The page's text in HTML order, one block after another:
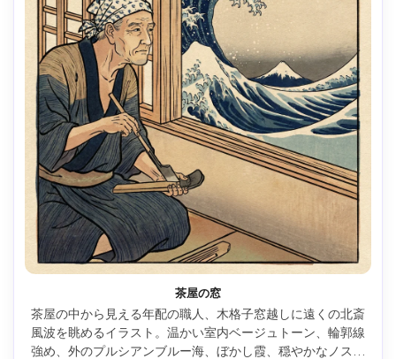
茶屋の窓
茶屋の中から見える年配の職人、木格子窓越しに遠くの北斎
風波を眺めるイラスト。温かい室内ベージュトーン、輪郭線
強め、外のプルシアンブルー海、ぼかし霞、穏やかなノスタ